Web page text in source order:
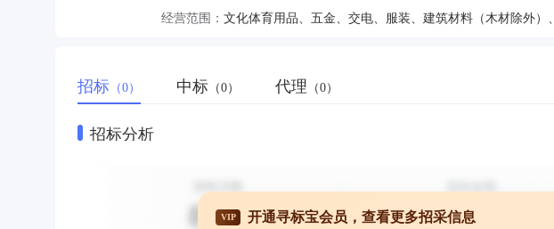
经营范围：
招标 （0） 中标 （0） 代理 （0）
招标分析
VIP 开通寻标宝会员，查看更多招采信息